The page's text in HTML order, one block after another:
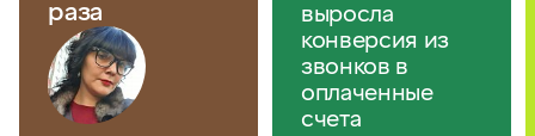
раза
выросла
конверсия из
звонков в
оплаченные
счета